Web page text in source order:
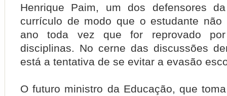
Henrique Paim, um dos defensores
currículo de modo que o estudante não
ano toda vez que for reprovado
disciplinas. No cerne das discussões
está a tentativa de se evitar a evasão
O futuro ministro da Educação, que